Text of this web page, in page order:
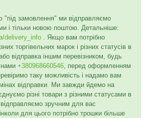
"під замовлення" ми відправляємо
і тільки новою поштою. Детальніше:
delivery_info . Якщо вам потрібно
торгівельних марок і різних статусів в
відправка іншим перевізником, будь
нами +380968660546 , перед оформленням
таку можливість і надамо вам
відправки. Ми завжди йдемо на
різні товари з різними статусами в
зручним для вас
для цього потрібно трошки більше